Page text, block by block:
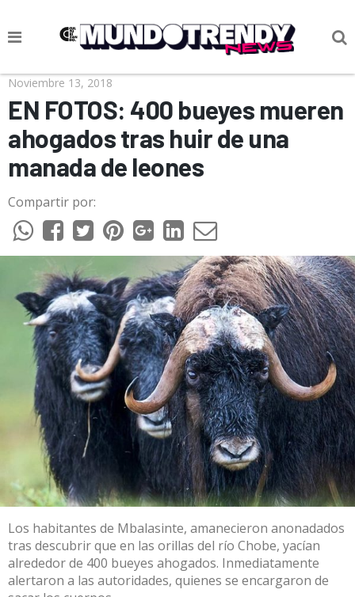
NOTICIAS
CULTURA POP
CIENCIA Y TECNOLOGÍA
VIDA
SOCIEDAD
CULTURIZANDO.COM
Noviembre 13, 2018
EN FOTOS: 400 bueyes mueren
ahogados tras huir de una
manada de leones
Compartir por:
Los habitantes de Mbalasinte, amanecieron anonadados
tras descubrir que en las orillas del río Chobe, yacían
alrededor de 400 bueyes ahogados. Inmediatamente
alertaron a las autoridades, quienes se encargaron de